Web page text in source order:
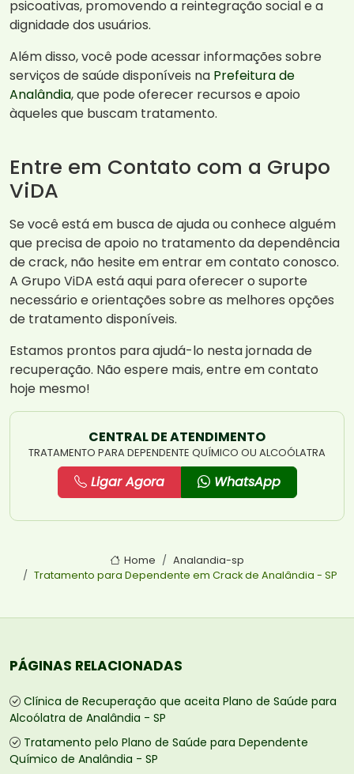
psicoativas, promovendo a reintegração social e a
dignidade dos usuários.
Além disso, você pode acessar informações sobre
serviços de saúde disponíveis na Prefeitura de
Analândia, que pode oferecer recursos e apoio
àqueles que buscam tratamento.
Entre em Contato com a Grupo
ViDA
Se você está em busca de ajuda ou conhece alguém
que precisa de apoio no tratamento da dependência
de crack, não hesite em entrar em contato conosco.
A Grupo ViDA está aqui para oferecer o suporte
necessário e orientações sobre as melhores opções
de tratamento disponíveis.
Estamos prontos para ajudá-lo nesta jornada de
recuperação. Não espere mais, entre em contato
hoje mesmo!
CENTRAL DE ATENDIMENTO
TRATAMENTO PARA DEPENDENTE QUÍMICO OU ALCOÓLATRA
Ligar Agora WhatsApp
Home
Analandia-sp
Tratamento para Dependente em Crack de Analândia - SP
PÁGINAS RELACIONADAS
Clínica de Recuperação que aceita Plano de Saúde para
Alcoólatra de Analândia - SP
Tratamento pelo Plano de Saúde para Dependente
Químico de Analândia - SP